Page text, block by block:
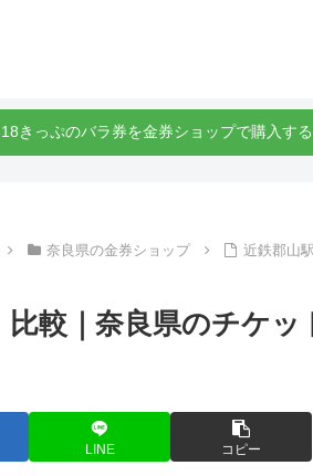
きっぷのバラ券を金券ショップで購入す
奈良県の金券ショップ
近鉄郡山
較｜奈良県のチケッ
LINE コピー